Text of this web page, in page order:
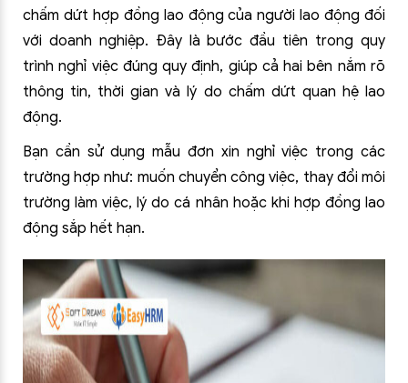
chấm dứt hợp đồng lao động của người lao động đối
với doanh nghiệp. Đây là bước đầu tiên trong quy
trình nghỉ việc đúng quy định, giúp cả hai bên nắm rõ
thông tin, thời gian và lý do chấm dứt quan hệ lao
động.
Bạn cần sử dụng mẫu đơn xin nghỉ việc trong các
trường hợp như: muốn chuyển công việc, thay đổi môi
trường làm việc, lý do cá nhân hoặc khi hợp đồng lao
động sắp hết hạn.